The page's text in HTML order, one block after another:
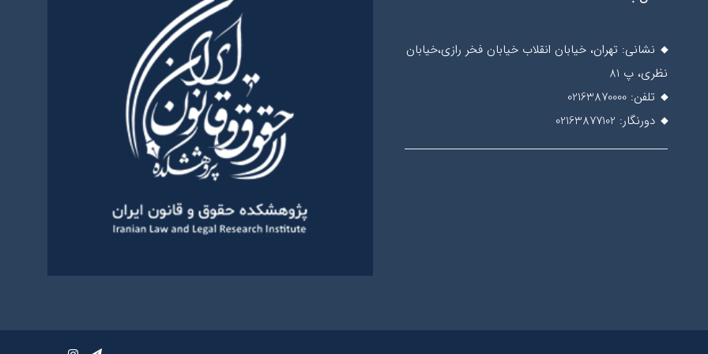
نشانی: تهران، خیابان انقلاب خیابان فخر رازی،خیابان
نظری، پ 81
تلفن: 02163870000
دورنگار: 02163877102